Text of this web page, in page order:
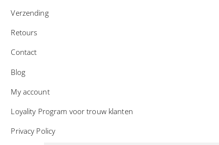
Verzending
Retours
Contact
Blog
My account
Loyality Program voor trouw klanten
Privacy Policy